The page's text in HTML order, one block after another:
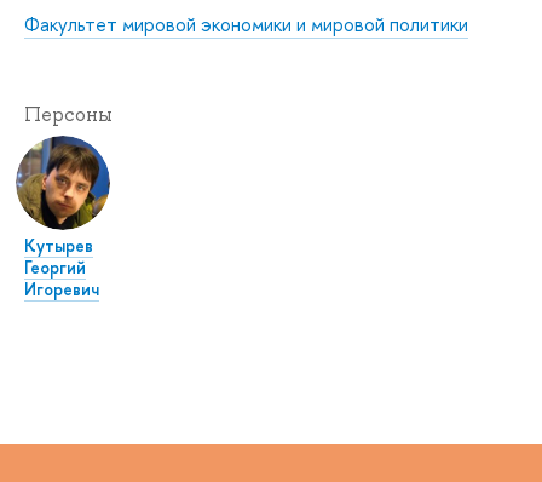
Факультет мировой экономики и мировой политики
Персоны
Кутырев
Георгий
Игоревич